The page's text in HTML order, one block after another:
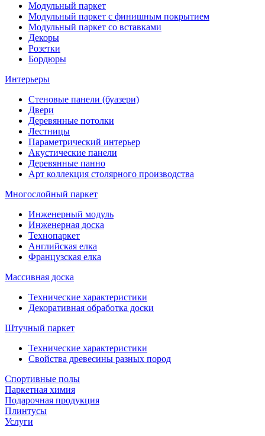
Модульный паркет
Модульный паркет с финишным покрытием
Модульный паркет со вставками
Декоры
Розетки
Бордюры
Интерьеры
Стеновые панели (буазери)
Двери
Деревянные потолки
Лестницы
Параметрический интерьер
Акустические панели
Деревянные панно
Арт коллекция столярного производства
Многослойный паркет
Инженерный модуль
Инженерная доска
Технопаркет
Английская елка
Французская елка
Массивная доска
Технические характеристики
Декоративная обработка доски
Штучный паркет
Технические характеристики
Свойства древесины разных пород
Спортивные полы
Паркетная химия
Подарочная продукция
Плинтусы
Услуги